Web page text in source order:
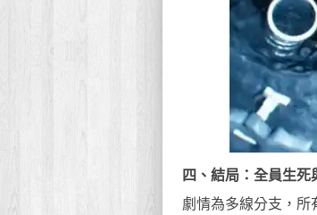
四、結局：全員生死
劇情為多線分支，所